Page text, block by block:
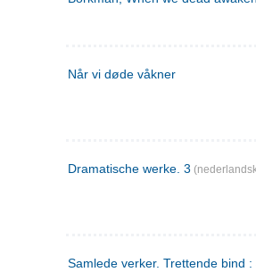
Når vi døde våkner
Dramatische werke. 3
Samlede verker. Trettende bind